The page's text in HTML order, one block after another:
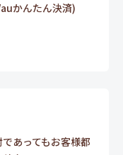
かんたん決済)
あってもお客様都